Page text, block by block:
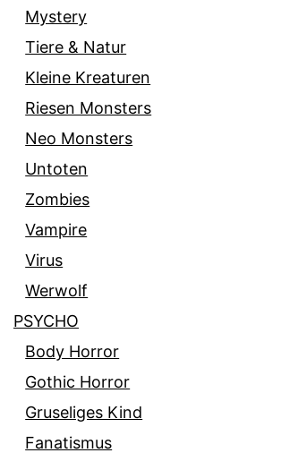
Mystery
Tiere & Natur
Kleine Kreaturen
Riesen Monsters
Neo Monsters
Untoten
Zombies
Vampire
Virus
Werwolf
PSYCHO
Body Horror
Gothic Horror
Gruseliges Kind
Fanatismus